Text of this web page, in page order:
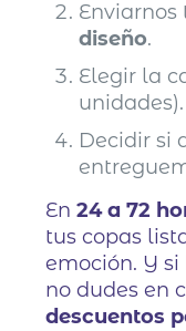
Enviarnos
diseño.
Elegir la
unidades).
Decidir si
En24 a 72
tus copas
emoción. Y
no dudes en
descuentos